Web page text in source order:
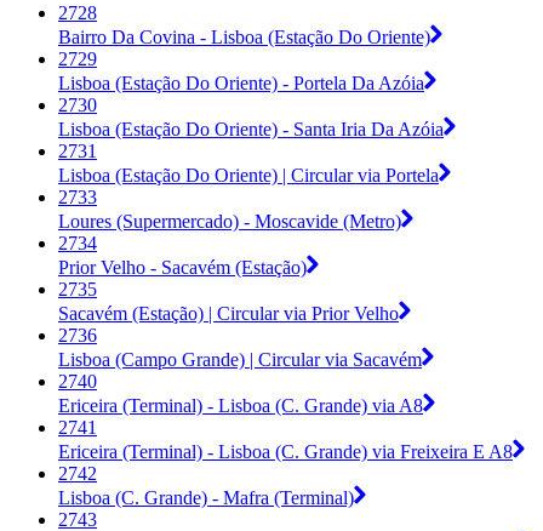
2728
Bairro Da Covina - Lisboa (Estação Do Oriente)
2729
Lisboa (Estação Do Oriente) - Portela Da Azóia
2730
Lisboa (Estação Do Oriente) - Santa Iria Da Azóia
2731
Lisboa (Estação Do Oriente) | Circular via Portela
2733
Loures (Supermercado) - Moscavide (Metro)
2734
Prior Velho - Sacavém (Estação)
2735
Sacavém (Estação) | Circular via Prior Velho
2736
Lisboa (Campo Grande) | Circular via Sacavém
2740
Ericeira (Terminal) - Lisboa (C. Grande) via A8
2741
Ericeira (Terminal) - Lisboa (C. Grande) via Freixeira E A8
2742
Lisboa (C. Grande) - Mafra (Terminal)
2743